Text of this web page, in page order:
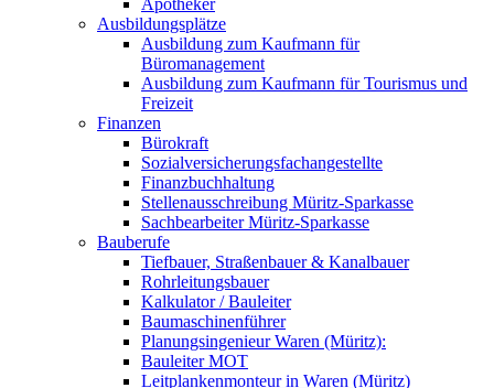
Ausbildungsplätze
Ausbildung zum Kaufmann für
Büromanagement
Ausbildung zum Kaufmann für Tourismus und
Freizeit
Finanzen
Bürokraft
Sozialversicherungsfachangestellte
Finanzbuchhaltung
Stellenausschreibung Müritz-Sparkasse
Sachbearbeiter Müritz-Sparkasse
Bauberufe
Tiefbauer, Straßenbauer & Kanalbauer
Rohrleitungsbauer
Kalkulator / Bauleiter
Baumaschinenführer
Planungsingenieur Waren (Müritz):
Bauleiter MOT
Leitplankenmonteur in Waren (Müritz)